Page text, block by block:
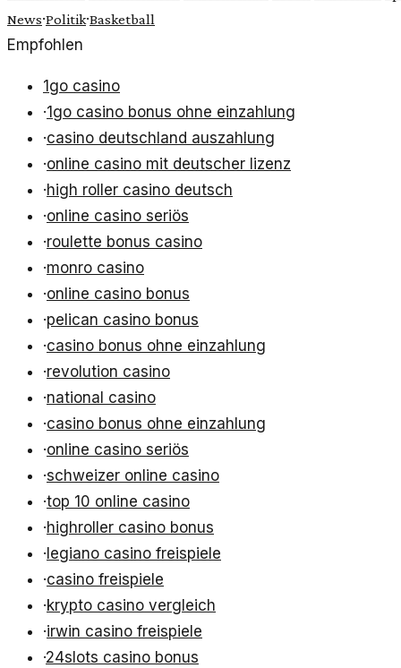
News·Politik·Basketball
Empfohlen
1go casino
·1go casino bonus ohne einzahlung
·casino deutschland auszahlung
·online casino mit deutscher lizenz
·high roller casino deutsch
·online casino seriös
·roulette bonus casino
·monro casino
·online casino bonus
·pelican casino bonus
·casino bonus ohne einzahlung
·revolution casino
·national casino
·casino bonus ohne einzahlung
·online casino seriös
·schweizer online casino
·top 10 online casino
·highroller casino bonus
· legiano casino freispiele
·casino freispiele
·krypto casino vergleich
·irwin casino freispiele
·24slots casino bonus